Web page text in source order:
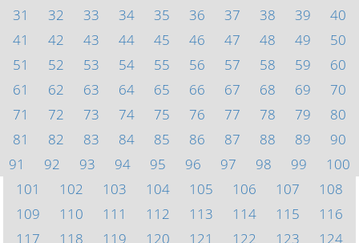
31
32 33 34 35 36 37 38 39
40
41
42 43 44 45 46 47 48 49
50
51
52 53 54 55 56 57 58 59
60
61
62 63 64 65 66 67 68 69
70
71
72 73 74 75 76 77 78 79
80
81
82 83 84 85 86 87 88 89
90
91
92 93 94 95 96 97 98 99
100
101
102 103 104 105 106 107
108
109
110 111 112 113 114 115
116
117
118 119 120 121 122 123
124